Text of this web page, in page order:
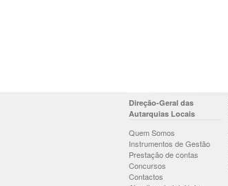
Direção-Geral das
Autarquias Locais
Quem Somos
Instrumentos de Gestão
Prestação de contas
Concursos
Contactos